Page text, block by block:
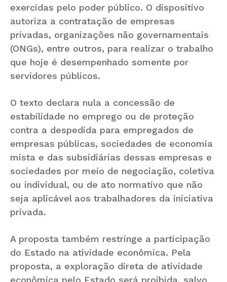
exercidas pelo poder público. O dispositivo
autoriza a contratação de empresas
privadas, organizações não governamentais
(ONGs), entre outros, para realizar o trabalho
que hoje é desempenhado somente por
servidores públicos.
O texto declara nula a concessão de
estabilidade no emprego ou de proteção
contra a despedida para empregados de
empresas públicas, sociedades de economia
mista e das subsidiárias dessas empresas e
sociedades por meio de negociação, coletiva
ou individual, ou de ato normativo que não
seja aplicável aos trabalhadores da iniciativa
privada.
A proposta também restringe a participação
do Estado na atividade econômica. Pela
proposta, a exploração direta de atividade
econômica pelo Estado será proibida, salvo